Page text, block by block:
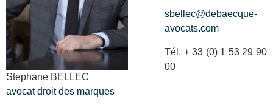
Stephane BELLEC
avocat droit des marques
sbellec@debaecque-
avocats.com
Tél. + 33 (0) 1 53 29 90
00